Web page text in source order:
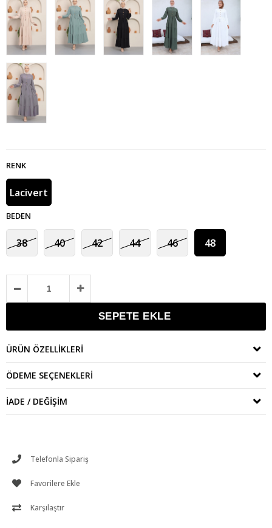
RENK
Lacivert
BEDEN
38 40 42 44 46 48
ÜRÜN ÖZELLIKLERI
ÖDEME SEÇENEKLERI
İADE / DEĞIŞIM
Telefonla Sipariş
Favorilere Ekle
Karşılaştır